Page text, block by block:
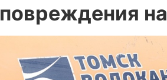
повреждения